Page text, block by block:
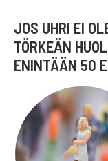
JOS UHRI EI
TÖRKEÄN
ENINTÄÄN 50